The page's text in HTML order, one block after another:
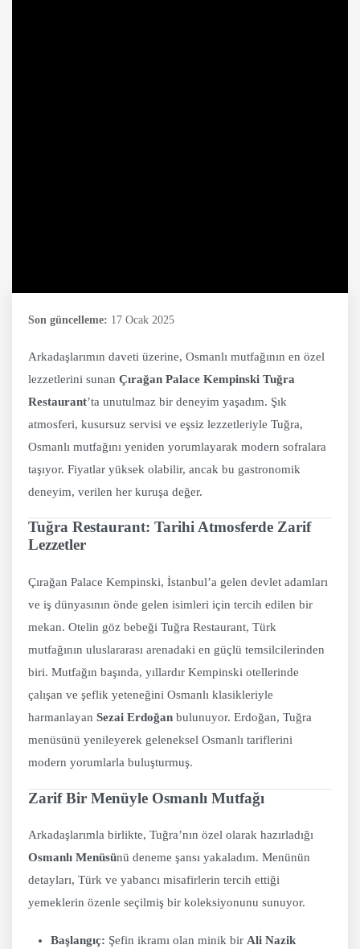
Son güncelleme: 17 Ocak 2025
Arkadaşlarımın daveti üzerine, Osmanlı mutfağının en özel
lezzetlerini sunan Çırağan Palace Kempinski Tuğra
Restaurant’ta unutulmaz bir deneyim yaşadım. Şık
atmosferi, kusursuz servisi ve eşsiz lezzetleriyle Tuğra,
Osmanlı mutfağını yeniden yorumlayarak modern sofralara
taşıyor. Fiyatlar yüksek olabilir, ancak bu gastronomik
deneyim, verilen her kuruşa değer.
Tuğra Restaurant: Tarihi Atmosferde Zarif
Lezzetler
Çırağan Palace Kempinski, İstanbul’a gelen devlet adamları
ve iş dünyasının önde gelen isimleri için tercih edilen bir
mekan. Otelin göz bebeği Tuğra Restaurant, Türk
mutfağının uluslararası arenadaki en güçlü temsilcilerinden
biri. Mutfağın başında, yıllardır Kempinski otellerinde
çalışan ve şeflik yeteneğini Osmanlı klasikleriyle
harmanlayan Sezai Erdoğan bulunuyor. Erdoğan, Tuğra
menüsünü yenileyerek geleneksel Osmanlı tariflerini
modern yorumlarla buluşturmuş.
Zarif Bir Menüyle Osmanlı Mutfağı
Arkadaşlarımla birlikte, Tuğra’nın özel olarak hazırladığı
Osmanlı Menüsünü deneme şansı yakaladım. Menünün
detayları, Türk ve yabancı misafirlerin tercih ettiği
yemeklerin özenle seçilmiş bir koleksiyonunu sunuyor.
Başlangıç: Şefin ikramı olan minik bir Ali Nazik